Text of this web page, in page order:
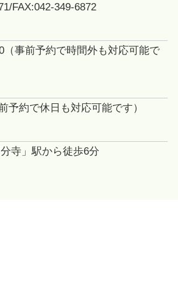
FAX:042-349-6872
（事前予約で時間外も対応可能で
予約で休日も対応可能です）
寺」駅から徒歩6分